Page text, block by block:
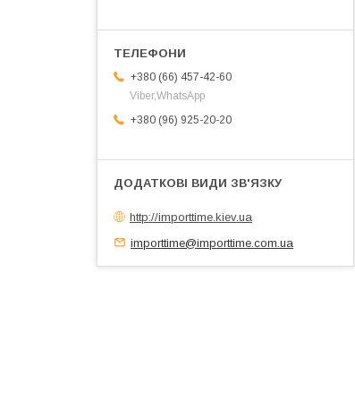
+380 (66) 457-42-60
Viber,WhatsApp
+380 (96) 925-20-20
http://importtime.kiev.ua
importtime@importtime.com.ua